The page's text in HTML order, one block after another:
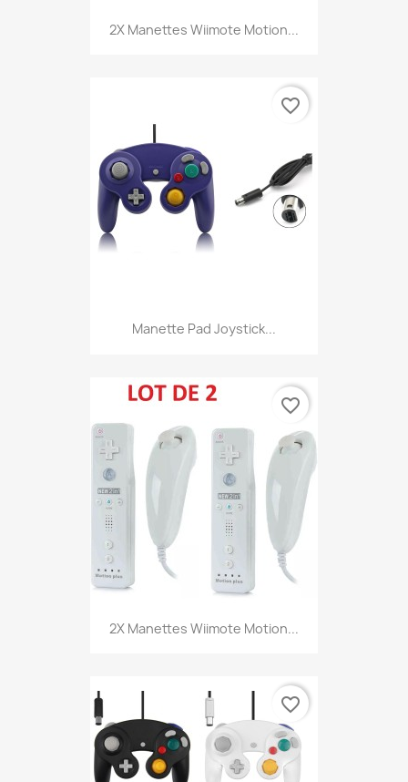
2X Manettes Wiimote Motion...
Manette Pad Joystick...
favorite_border
2X Manettes Wiimote Motion...
favorite_border
favorite_border